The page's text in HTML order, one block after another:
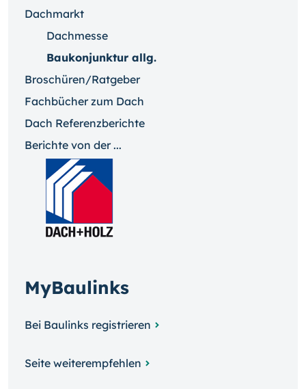
Dachmarkt
Dachmesse
Baukonjunktur allg.
Broschüren/Ratgeber
Fachbücher zum Dach
Dach Referenzberichte
Berichte von der ...
MyBaulinks
Bei Baulinks registrieren
Seite weiterempfehlen